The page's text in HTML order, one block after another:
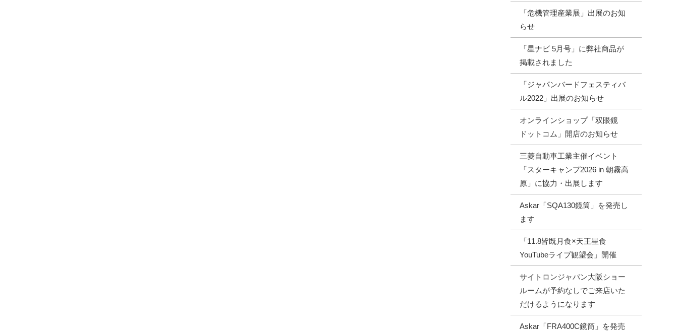
「危機管理産業展」出展のお知
らせ
「星ナビ 5月号」に弊社商品が
掲載されました
「ジャパンバードフェスティバ
ル2022」出展のお知らせ
オンラインショップ「双眼鏡
ドットコム」開店のお知らせ
三菱自動車工業主催イベント
「スターキャンプ2026 in 朝霧高
原」に協力・出展します
Askar「SQA130鏡筒」を発売し
ます
「11.8皆既月食×天王星食
YouTubeライブ観望会」開催
サイトロンジャパン大阪ショー
ルームが予約なしでご来店いた
だけるようになります
Askar「FRA400C鏡筒」を発売